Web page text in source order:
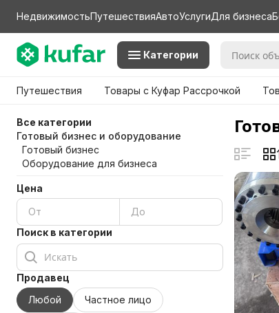
НедвижимостьПутешествияАвтоУслугиДля бизнеса
Категории
Путешествия Товары с Куфар Рассрочкой
Все категории
Готовый бизнес и оборудование
Готовый бизнес
Оборудование для бизнеса
Цена
Поиск в категории
Продавец
Любой
Частное лицо